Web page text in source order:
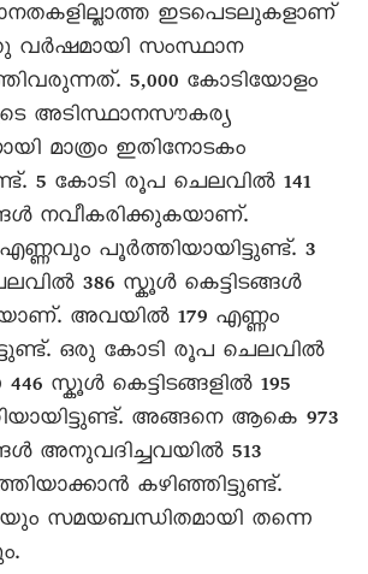
ഇടപെടലുകളാണ്
വര്‍ഷമായി സംസ്ഥാന
5,000 കോടിയോളം
അടിസ്ഥാനസൗകര്യ
മാത്രം ഇതിനോടകം
5 കോടി രൂപ ചെലവില്‍ 141
നവീകരിക്കുകയാണ്.
പൂര്‍ത്തിയായിട്ടുണ്ട്. 3
386 സ്കൂള്‍ കെട്ടിടങ്ങള്‍
അവയില്‍ 179 എണ്ണം
ഒരു കോടി രൂപ ചെലവില്‍
സ്കൂള്‍ കെട്ടിടങ്ങളില്‍ 195
അങ്ങനെ ആകെ 973
അനുവദിച്ചവയില്‍ 513
കഴിഞ്ഞിട്ടുണ്ട്.
സമയബന്ധിതമായി തന്നെ